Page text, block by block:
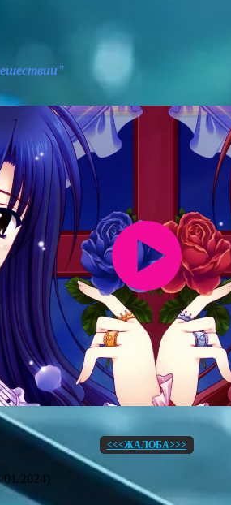
<<<ЖАЛОБА>>>
2024)